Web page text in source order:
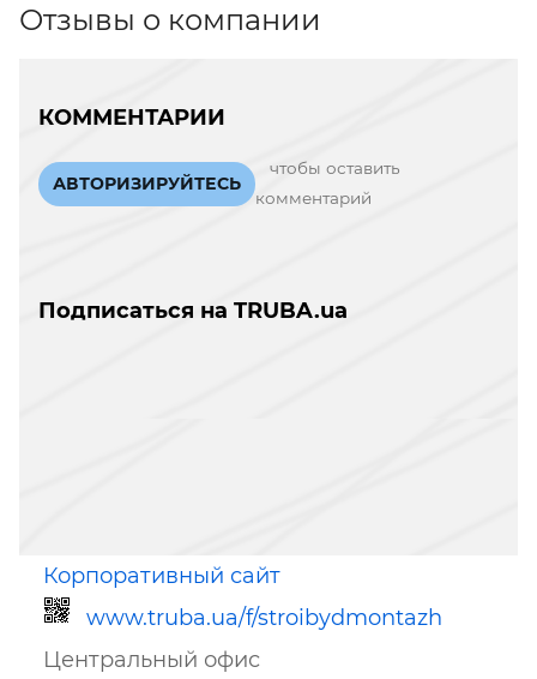
Отзывы о компании
КОММЕНТАРИИ
АВТОРИЗИРУЙТЕСЬ
чтобы оставить
комментарий
Подписаться на TRUBA.ua
Корпоративный сайт
www.truba.ua/f/stroibydmontazh
Центральный офис